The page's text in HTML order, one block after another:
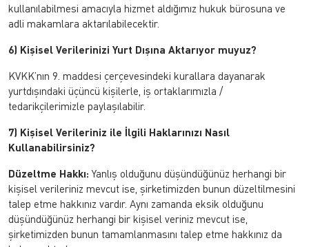
kullanılabilmesi amacıyla hizmet aldığımız hukuk bürosuna ve
adli makamlara aktarılabilecektir.
6) Kişisel Verilerinizi Yurt Dışına Aktarıyor muyuz?
KVKK’nın 9. maddesi çerçevesindeki kurallara dayanarak
yurtdışındaki üçüncü kişilerle, iş ortaklarımızla /
tedarikçilerimizle paylaşılabilir.
7) Kişisel Verileriniz ile İlgili Haklarınızı Nasıl
Kullanabilirsiniz?
Düzeltme Hakkı: Yanlış olduğunu düşündüğünüz herhangi bir
kişisel verileriniz mevcut ise, şirketimizden bunun düzeltilmesini
talep etme hakkınız vardır. Aynı zamanda eksik olduğunu
düşündüğünüz herhangi bir kişisel veriniz mevcut ise,
şirketimizden bunun tamamlanmasını talep etme hakkınız da